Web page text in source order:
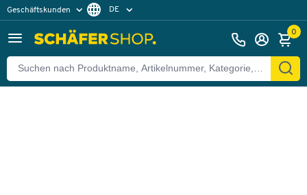
Geschäftskunden DE
0
Zurück